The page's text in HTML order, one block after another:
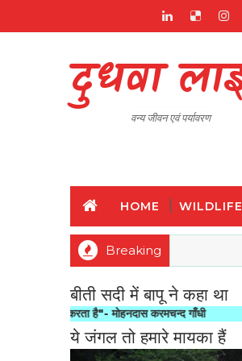
दुधवा
वन्य जीवन एवं पर्यावरण
HOME WILDLIFE
Breaking
बीती सदी में बापू ने कहा था
करता है"- मोहनदास करमचन्द गाँधी
ये जंगल तो हमारे मायका हैं